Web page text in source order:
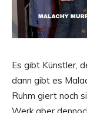
Es gibt Künstler,
dann gibt es
Ruhm giert noch